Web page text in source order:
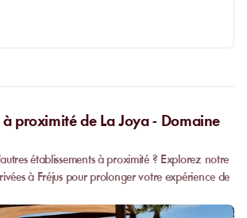
à proximité de La Joya - Domaine
établissements à proximité ? Explorez notre
à Fréjus pour prolonger votre expérience de